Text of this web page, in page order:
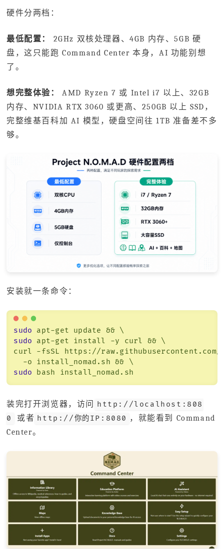
硬件分两档：
最低配置：
2GHz 双核处理器、4GB 内存、5GB 硬
盘，这只能跑 Command Center 本身，AI 功能别想
了。
想完整体验：
AMD Ryzen 7 或 Intel i7 以上、32GB
内存、NVIDIA RTX 3060 或更高、250GB 以上 SSD，
完整维基百科加 AI 模型，硬盘空间往 1TB 准备差不多
够。
安装就一条命令：
sudo apt-get update && \
sudo apt-get install -y curl && \
curl -fsSL https://
-o install_nomad.sh && \
sudo bash install_nomad.sh
装完打开浏览器，访问
http://localhost:808
0
或者 http://你的IP:8080 ，就能看到 Command
Center。